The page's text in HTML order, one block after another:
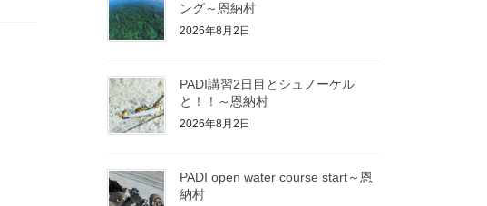
ング～恩納村
2026年8月2日
PADI講習2日目とシュノーケル
と！！～恩納村
2026年8月2日
PADI open water course start～恩
納村